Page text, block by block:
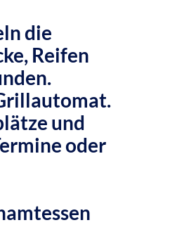
die
Reifen
und
oder